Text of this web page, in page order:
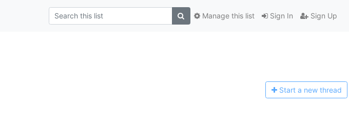
Sign In Sign Up
Manage this list
Start a new thread